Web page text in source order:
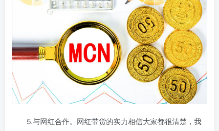
5.与网红合作。网红带货的实力相信大家都很清楚，我